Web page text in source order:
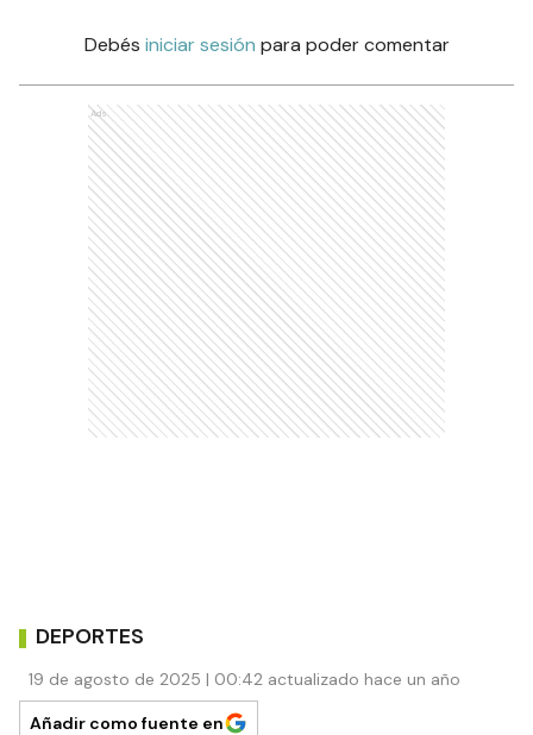
Debés iniciar sesión para poder comentar
Ads
DEPORTES
19 de agosto de 2025 | 00:42 actualizado hace un año
Añadir como fuente en